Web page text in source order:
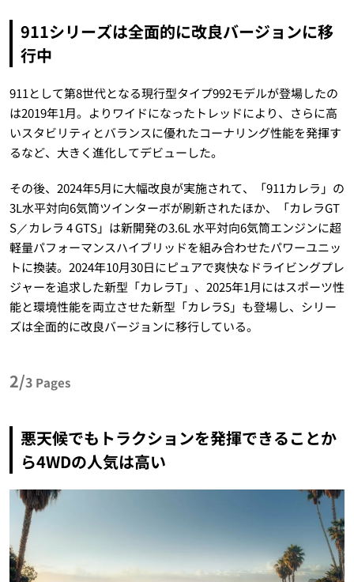
911シリーズは全面的に改良バージョンに移
行中
911として第8世代となる現行型タイプ992モデルが登場したの
は2019年1月。よりワイドになったトレッドにより、さらに高
いスタビリティとバランスに優れたコーナリング性能を発揮す
るなど、大きく進化してデビューした。
その後、2024年5月に大幅改良が実施されて、「911カレラ」の
3L水平対向6気筒ツインターボが刷新されたほか、「カレラGT
S／カレラ 4 GTS」は新開発の3.6L 水平対向6気筒エンジンに超
軽量パフォーマンスハイブリッドを組み合わせたパワーユニッ
トに換装。2024年10月30日にピュアで爽快なドライビングプレ
ジャーを追求した新型「カレラT」、2025年1月にはスポーツ性
能と環境性能を両立させた新型「カレラS」も登場し、シリー
ズは全面的に改良バージョンに移行している。
2/3 Pages
悪天候でもトラクションを発揮できることか
ら4WDの人気は高い